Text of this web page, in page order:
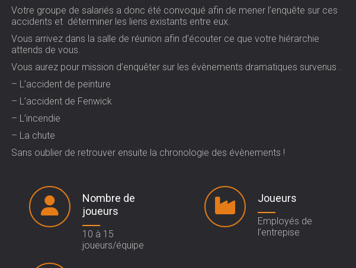
Votre groupe de salariés a donc été convoqué afin de mener l’enquête sur ces
accidents et déterminer les liens existants entre eux.
Vous arrivez dans la salle de réunion afin d’écouter ce que votre hiérarchie
attends de vous.
Vous aurez pour mission d’enquêter sur les évènements dramatiques survenus .
– L’accident de peinture
– L’accident de Fenwick
– L’incendie
– La chute
Sans oublier de retrouver ensuite la chronologie des évènements !
Nombre de
joueurs
10 à 15
joueurs/équipe
Joueurs
Employés de
l’entrepise